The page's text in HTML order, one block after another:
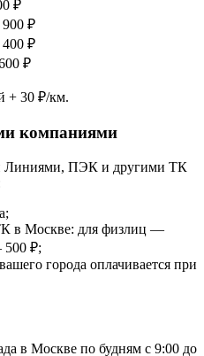
₽
₽
₽
₽
+ 30 ₽/км.
компаниями
Линиями, ПЭК и другими ТК
в Москве: для физлиц —
500 ₽;
города оплачивается при
в Москве по будням с 9:00 до